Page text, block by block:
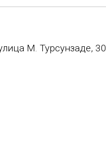
М. Турсунзаде, 30